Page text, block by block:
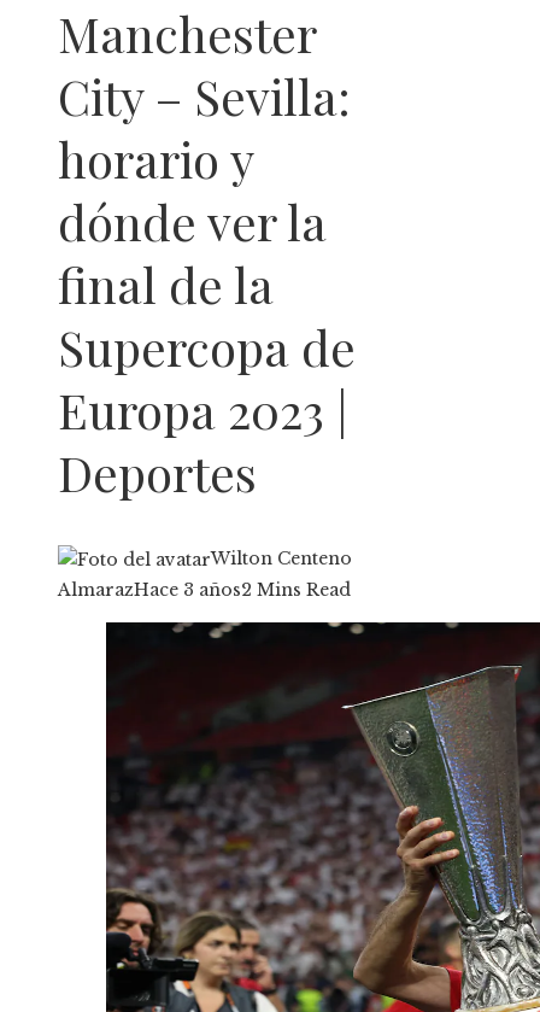
Manchester
City – Sevilla:
horario y
dónde ver la
final de la
Supercopa de
Europa 2023 |
Deportes
Wilton Centeno
AlmarazHace 3 años2 Mins Read